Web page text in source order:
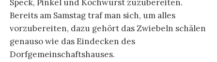
Speck, Pinkel und Kochwurst zuzubereiten.
Bereits am Samstag traf man sich, um alles
vorzubereiten, dazu gehört das Zwiebeln schälen
genauso wie das Eindecken des
Dorfgemeinschaftshauses.